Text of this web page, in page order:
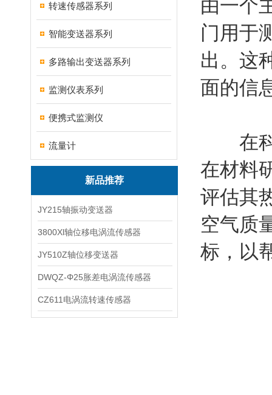
转速传感器系列
智能变送器系列
多路输出变送器系列
监测仪表系列
便携式监测仪
流量计
新品推荐
JY215轴振动变送器
3800Xl轴位移电涡流传感器
JY510Z轴位移变送器
DWQZ-Φ25胀差电涡流传感器
CZ611电涡流转速传感器
由一个
门用于
出。这
面的信
在科
在材料
评估其
空气质
标，以